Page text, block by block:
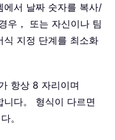
에서 날짜 숫자를 복사/
우， 또는 자신이나 팀
식 지정 단계를 최소화
항상 8 자리이며
다。 형식이 다르면
。